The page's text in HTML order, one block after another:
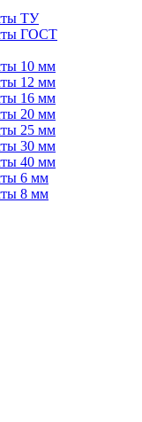
ТУ
ГОСТ
10 мм
12 мм
16 мм
20 мм
25 мм
30 мм
40 мм
6 мм
8 мм